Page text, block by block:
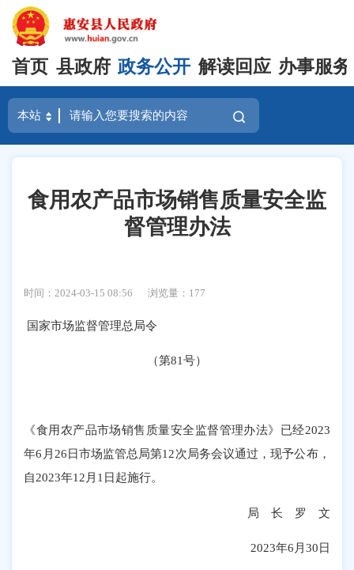
首页 县政府 政务公开 解读回应 办事服务
食用农产品市场销售质量安全监
督管理办法
时间：2024-03-15 08:56 浏览量： 177
国家市场监督管理总局令
（第81号）
《食用农产品市场销售质量安全监督管理办法》已经2023
年6月26日市场监管总局第12次局务会议通过，现予公布，
自2023年12月1日起施行。
局 长 罗 文
2023年6月30日